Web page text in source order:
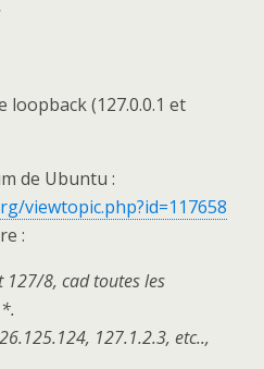
loopback (127.0.0.1 et
de Ubuntu :
viewtopic.php?id=117658
:
127/8, cad toutes les
127.1.2.3, etc..,